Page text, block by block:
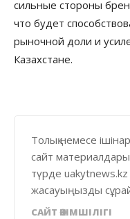
сильные стороны
что будет
рыночной доли и
Казахстане.
Толық немесе
сайт
түрде uakytnews.kz
жасауыңызды
САЙТ ӘКІМШІЛІГІ